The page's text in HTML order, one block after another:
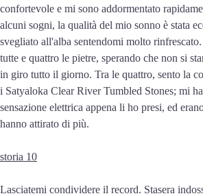
confortevole e mi sono addormentato
alcuni sogni, la qualità del mio sonno è stata
svegliato all'alba sentendomi molto
tutte e quattro le pietre, sperando che non si
in giro tutto il giorno. Tra le quattro, sento la
i Satyaloka Clear River Tumbled Stones; mi
sensazione elettrica appena li ho presi, ed
hanno attirato di più.
storia 10
Lasciatemi condividere il record. Stasera